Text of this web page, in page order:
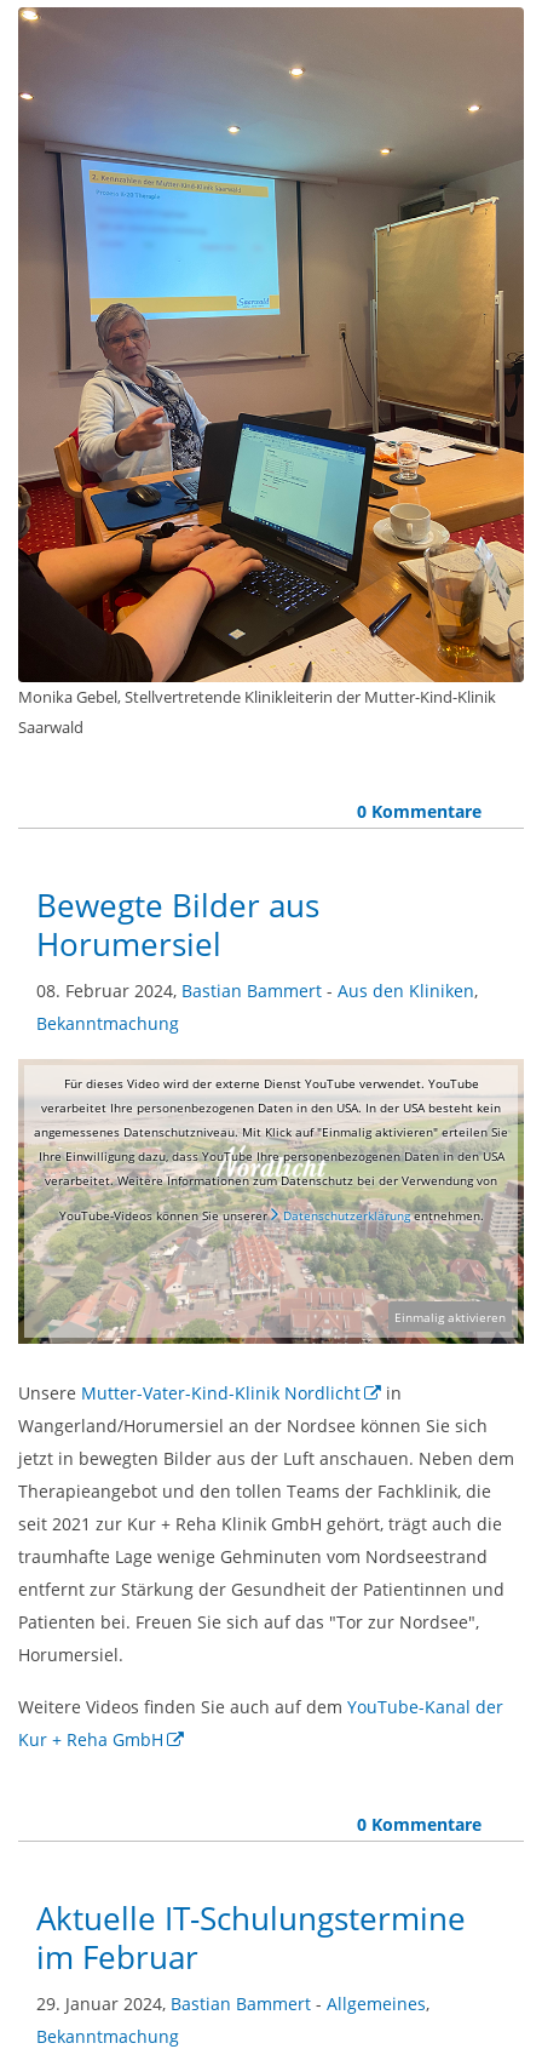
Monika Gebel, Stellvertretende Klinikleiterin der Mutter-Kind-Klinik
Saarwald
0 Kommentare
Bewegte Bilder aus
Horumersiel
08. Februar 2024, Bastian Bammert - Aus den Kliniken,
Bekanntmachung
Für dieses Video wird der externe Dienst YouTube verwendet. YouTube
verarbeitet Ihre personenbezogenen Daten in den USA. In der USA besteht kein
angemessenes Datenschutzniveau. Mit Klick auf "Einmalig aktivieren" erteilen Sie
Ihre Einwilligung dazu, dass YouTube Ihre personenbezogenen Daten in den USA
verarbeitet. Weitere Informationen zum Datenschutz bei der Verwendung von
YouTube-Videos können Sie unserer Datenschutzerklärungentnehmen.
Einmalig aktivieren
Unsere Mutter-Vater-Kind-Klinik Nordlicht
in
Wangerland/Horumersiel an der Nordsee können Sie sich
jetzt in bewegten Bilder aus der Luft anschauen. Neben dem
Therapieangebot und den tollen Teams der Fachklinik, die
seit 2021 zur Kur + Reha Klinik GmbH gehört, trägt auch die
traumhafte Lage wenige Gehminuten vom Nordseestrand
entfernt zur Stärkung der Gesundheit der Patientinnen und
Patienten bei. Freuen Sie sich auf das "Tor zur Nordsee",
Horumersiel.
Weitere Videos finden Sie auch auf dem YouTube-Kanal der
Kur + Reha GmbH
0 Kommentare
Aktuelle IT-Schulungstermine
im Februar
29. Januar 2024, Bastian Bammert - Allgemeines,
Bekanntmachung